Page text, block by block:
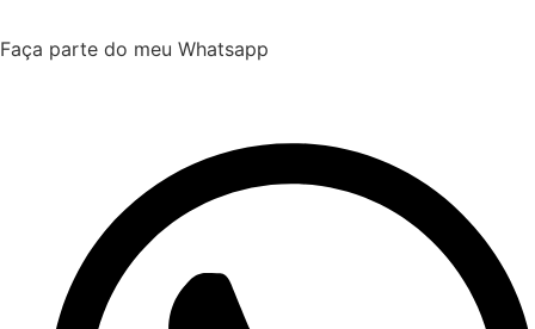
Faça parte do meu Whatsapp